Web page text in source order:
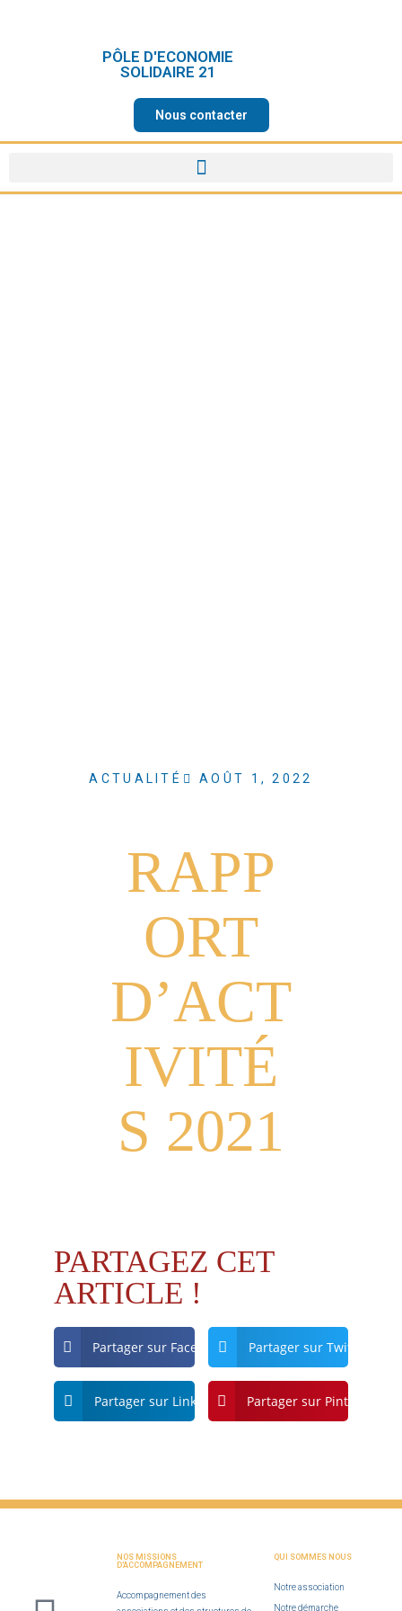
PÔLE D'ECONOMIE
SOLIDAIRE 21
Nous contacter
ACTUALITÉ AOÛT 1, 2022
RAPP
ORT
D’ACT
IVITÉ
S 2021
PARTAGEZ CET
ARTICLE !
Partager sur Facebook Partager sur Twitter
Partager sur Linkdin Partager sur Pinterest
NOS MISSIONS
D'ACCOMPAGNEMENT
Accompagnement des
QUI SOMMES NOUS
Notre association
Notre démarche